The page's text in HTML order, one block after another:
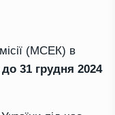
(МСЕК) в
до 31 грудня 2024